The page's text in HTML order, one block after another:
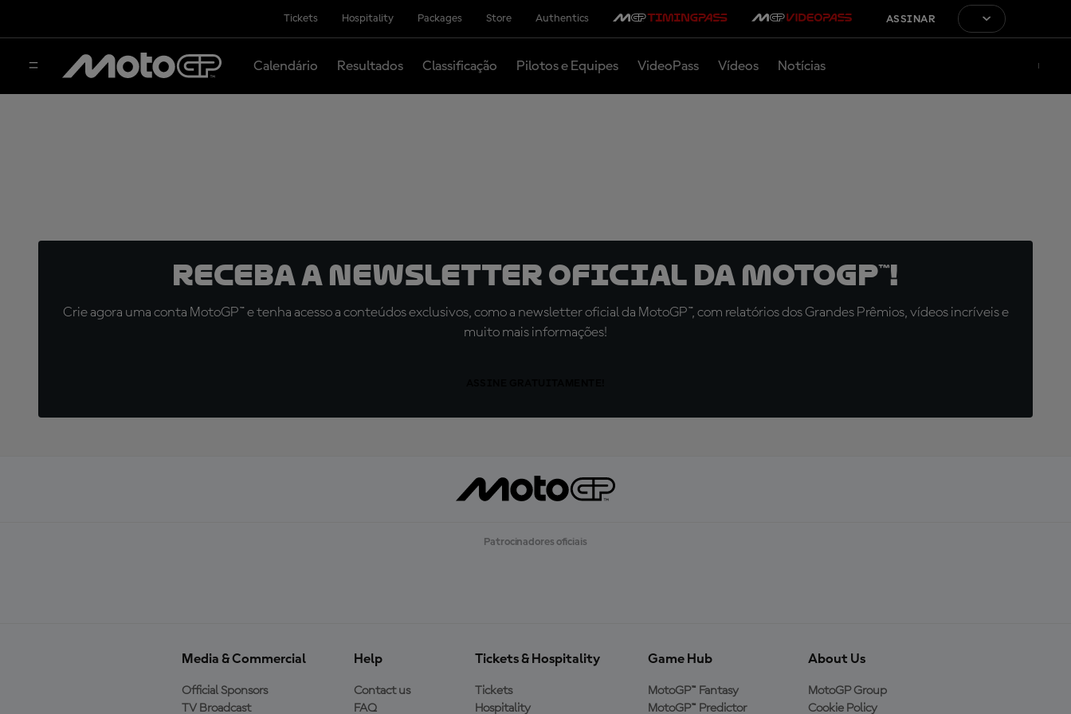
Tickets Hospitality Packages Store Authentics ASSINAR
Calendário Resultados Classificação Pilotos e Equipes VideoPass Vídeos Notícias
Receba a newsletter oficial da MotoGP™!
Crie agora uma conta MotoGP™ e tenha acesso a conteúdos exclusivos, como a newsletter oficial da MotoGP™, com relatórios dos Grandes Prêmios, vídeos incríveis e
muito mais informações!
Patrocinadores oficiais
Media & Commercial
Official Sponsors
TV Broadcast
Help
Contact us
FAQ
Tickets & Hospitality
Tickets
Hospitality
Game Hub
MotoGP™ Fantasy
MotoGP™ Predictor
About Us
MotoGP Group
Cookie Policy